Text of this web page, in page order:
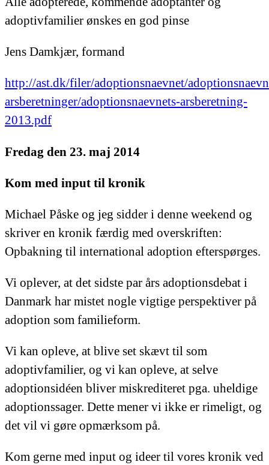
adoptivfamilier ønskes en god pinse
Jens Damkjær, formand
http://ast.dk/filer/adoptionsnaevnet/
arsberetninger/adoptionsnaevnets-arsberetning-
2013.pdf
Fredag den 23. maj 2014
Kom med input til kronik
Michael Påske og jeg sidder i denne weekend og
skriver en kronik færdig med overskriften:
Opbakning til international adoption efterspørges.
Vi oplever, at det sidste par års adoptionsdebat i
Danmark har mistet nogle vigtige perspektiver på
adoption som familieform.
Vi kan opleve, at blive set skævt til som
adoptivfamilier, og vi kan opleve, at selve
adoptionsidéen bliver miskrediteret pga. uheldige
adoptionssager. Dette mener vi ikke er rimeligt, og
det vil vi gøre opmærksom på.
Kom gerne med input og ideer til vores kronik ved